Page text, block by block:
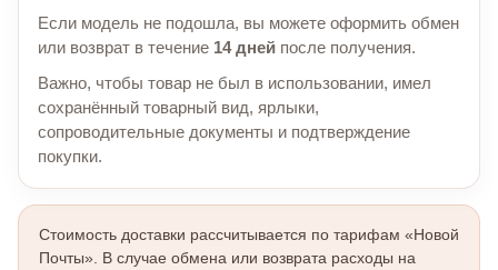
Если модель не подошла, вы можете оформить обмен
или возврат в течение 14 дней после получения.
Важно, чтобы товар не был в использовании, имел
сохранённый товарный вид, ярлыки,
сопроводительные документы и подтверждение
покупки.
Стоимость доставки рассчитывается по тарифам «Новой
Почты». В случае обмена или возврата расходы на